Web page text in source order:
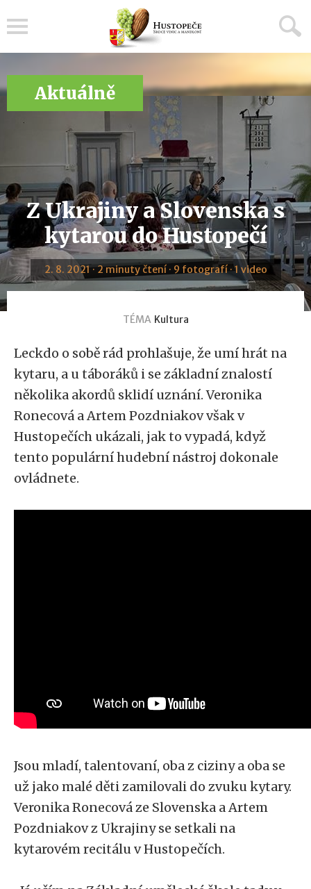
Aktuálně
Z Ukrajiny a Slovenska s
kytarou do Hustopečí
2. 8. 2021 · 2 minuty čtení · 9 fotografí · 1 video
TÉMA Kultura
Leckdo o sobě rád prohlašuje, že umí hrát na
kytaru, a u táboráků i se základní znalostí
několika akordů sklidí uznání. Veronika
Ronecová a Artem Pozdniakov však v
Hustopečích ukázali, jak to vypadá, když
tento populární hudební nástroj dokonale
ovládnete.
Jsou mladí, talentovaní, oba z ciziny a oba se
už jako malé děti zamilovali do zvuku kytary.
Veronika Ronecová ze Slovenska a Artem
Pozdniakov z Ukrajiny se setkali na
kytarovém recitálu v Hustopečích.